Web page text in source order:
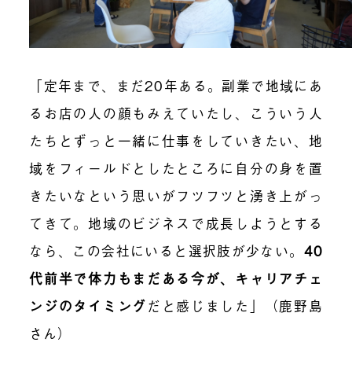
「定年まで、まだ20年ある。副業で地域にあ
るお店の人の顔もみえていたし、こういう人
たちとずっと一緒に仕事をしていきたい、地
域をフィールドとしたところに自分の身を置
きたいなという思いがフツフツと湧き上がっ
てきて。地域のビジネスで成長しようとする
なら、この会社にいると選択肢が少ない。 40
代前半で体力もまだある今が、キャリアチェ
ンジのタイミングだと感じました」（鹿野島
さん）